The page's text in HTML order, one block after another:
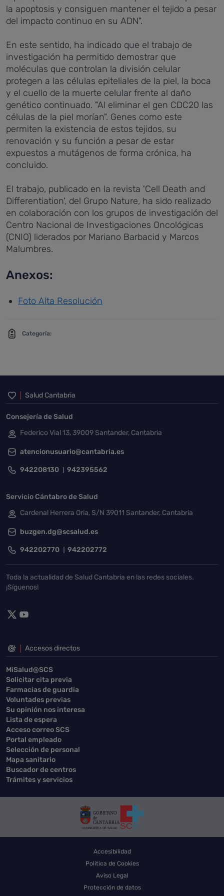
la apoptosis y consiguen mantener el tejido a pesar
del impacto continuo en su ADN".
En este sentido, ha indicado que el trabajo de
investigación ha permitido demostrar que
moléculas que controlan la división celular
protegen a las células epiteliales de la piel, la boca
y el cuello de la muerte celular frente al daño
genético continuado. "Al eliminar el gen CDC20 las
células de la piel morían". Genes como este
permiten la existencia de estos tejidos, su
renovación y su función a pesar de estar
expuestos a mutágenos de forma crónica, ha
concluido.
El trabajo, publicado en la revista 'Cell Death and
Differentiation', del Grupo Nature, ha sido realizado
en colaboración con los grupos de investigación del
Centro Nacional de Investigaciones Oncológicas
(CNIO) liderados por Mariano Barbacid y Marcos
Malumbres.
Anexos:
Foto Alta Resolución
Categoría:
Inicio del pie de página
Salud Cantabria
Consejería de Salud
Federico Vial 13, 39009 Santander, Cantabria
atencionusuario@cantabria.es
942208130 942395562
Servicio Cántabro de Salud
Cardenal Herrera Oria, S/N 39011 Santander, Cantabria
buzgen.dg@scsalud.es
942202770 942202772
Toda la actualidad de Salud Cantabria en las redes sociales.
¡Síguenos!
Accesos directos
MiSalud@SCS
Solicitar cita previa
Farmacias de guardia
Voluntades previas
Su opinión nos interesa
Lista de espera
Acceso correo SCS
Portal empleado
Selección de personal
Mapa sanitario
Buscador de centros
Trámites y servicios
Accesibilidad
Política de Cookies
Aviso Legal
Protección de datos